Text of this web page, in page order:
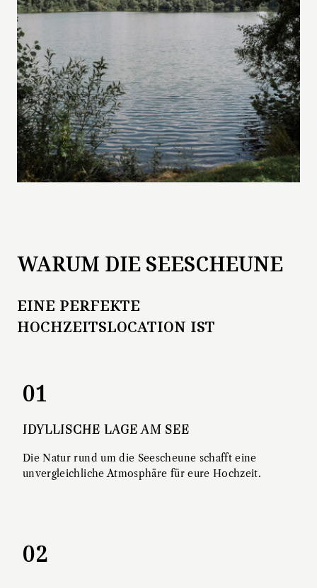
WARUM DIE SEESCHEUNE
EINE PERFEKTE
HOCHZEITSLOCATION IST
01
IDYLLISCHE LAGE AM SEE
Die Natur rund um die Seescheune schafft eine
unvergleichliche Atmosphäre für eure Hochzeit.
02